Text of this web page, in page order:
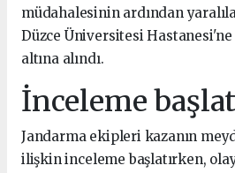
müdahalesinin ardından
Düzce Üniversitesi
altına alındı.
İnceleme
Jandarma ekipleri kazanın
ilişkin inceleme başlatırken,